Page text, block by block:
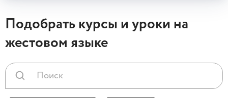
Подобрать курсы и уроки на
жестовом языке